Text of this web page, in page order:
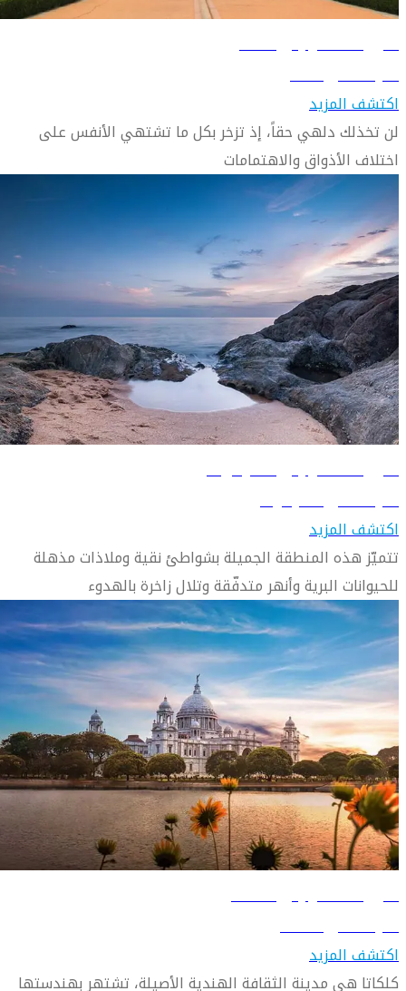
دليل السفر إلى دلهي
تعرّف على دلهي
اكتشف المزيد
لن تخذلك دلهي حقاً، إذ تزخر بكل ما تشتهي الأنفس على
اختلاف الأذواق والاهتمامات
دليل السفر إلى كاليكوت
تعرّف على كاليكوت
اكتشف المزيد
تتميّز هذه المنطقة الجميلة بشواطئ نقية وملاذات مذهلة
للحيوانات البرية وأنهر متدفّقة وتلال زاخرة بالهدوء
دليل السفر إلى كلكتا
تعرّف على كلكتا
اكتشف المزيد
كلكاتا هي مدينة الثقافة الهندية الأصيلة، تشتهر بهندستها